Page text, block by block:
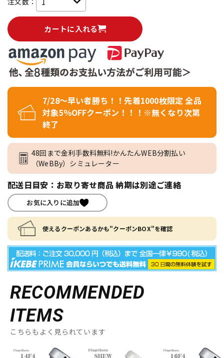
カートに入れる
7/28～早い者勝ち！！先着1000枚限定 全品
対象5％OFFクーポン！！！※無くなり次第
終了
48回まで金利手数料無料!かんたんWEB分割払い
（WeBBy）シミュレーター
配送日目安：お取り寄せ商品 納期は別途ご連絡
お気に入りに追加
使えるクーポンあるかも"クーポンBOX"を確認
RECOMMENDED
ITEMS
こちらもよく見られています